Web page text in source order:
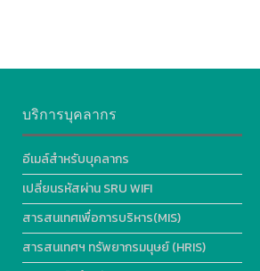
บริการบุคลากร
อีเมล์สำหรับบุคลากร
เปลี่ยนรหัสผ่าน SRU WIFI
สารสนเทศเพื่อการบริหาร(MIS)
สารสนเทศฯ ทรัพยากรมนุษย์ (HRIS)